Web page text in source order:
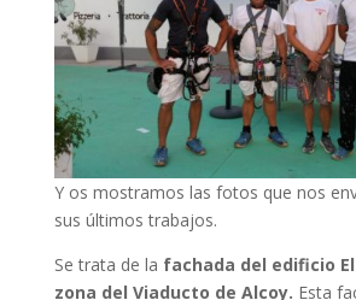
Y os mostramos las fotos que nos
sus últimos trabajos.
Se trata de la fachada del edificio
zona del Viaducto de Alcoy. Esta